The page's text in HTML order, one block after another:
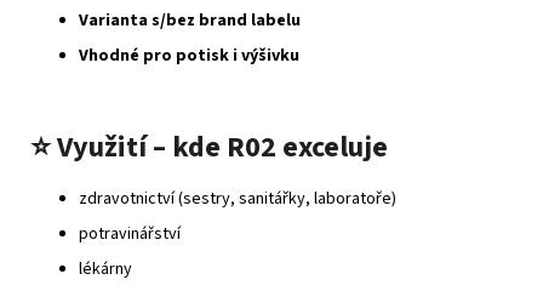
Varianta s/bez brand labelu
Vhodné pro potisk i výšivku
⭐Využití – kde R02 exceluje
zdravotnictví (sestry, sanitářky, laboratoře)
potravinářství
lékárny